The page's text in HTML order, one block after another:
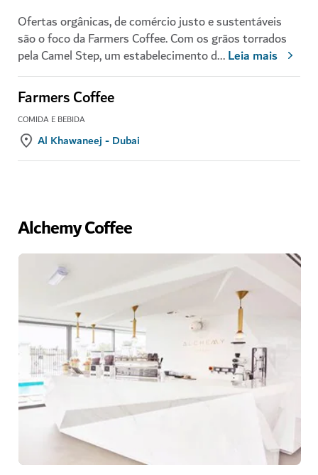
Ofertas orgânicas, de comércio justo e sustentáveis
são o foco da Farmers Coffee. Com os grãos torrados
pela Camel Step, um estabelecimento d...Leia mais
Farmers Coffee
COMIDA E BEBIDA
Al Khawaneej - Dubai
Alchemy Coffee